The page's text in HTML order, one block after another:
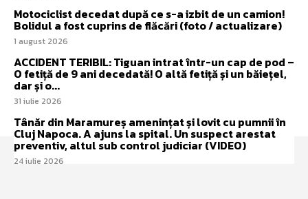
Motociclist decedat după ce s-a izbit de un camion!
Bolidul a fost cuprins de flăcări (foto / actualizare)
1 august 2026
ACCIDENT TERIBIL: Tiguan intrat într-un cap de pod –
O fetiță de 9 ani decedată! O altă fetiță și un băiețel,
dar și o...
31 iulie 2026
Tânăr din Maramureș amenințat și lovit cu pumnii în
Cluj Napoca. A ajuns la spital. Un suspect arestat
preventiv, altul sub control judiciar (VIDEO)
24 iulie 2026